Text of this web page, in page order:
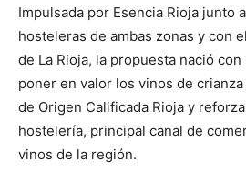
Impulsada por Esencia Rioja junto
hosteleras de ambas zonas y con
de La Rioja, la propuesta nació
poner en valor los vinos de
de Origen Calificada Rioja y
hostelería, principal canal de
vinos de la región.